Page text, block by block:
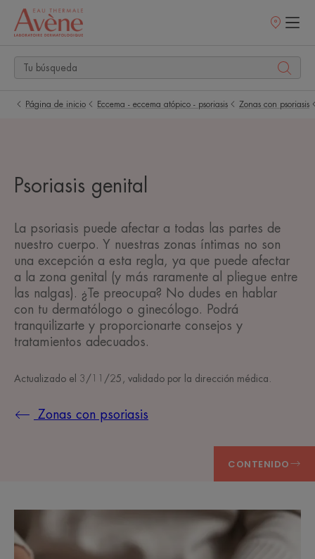
Puntos
Página de inicio Eccema - eccema atópico - psoriasis Zonas con psoriasis
Psoriasis genital
La psoriasis puede afectar a todas las partes de
nuestro cuerpo. Y nuestras zonas íntimas no son
una excepción a esta regla, ya que puede afectar
a la zona genital (y más raramente al pliegue entre
las nalgas). ¿Te preocupa? No dudes en hablar
con tu dermatólogo o ginecólogo. Podrá
tranquilizarte y proporcionarte consejos y
tratamientos adecuados.
Actualizado el 3/11/25 , validado por la dirección médica
Zonas con psoriasis
CONTENIDO